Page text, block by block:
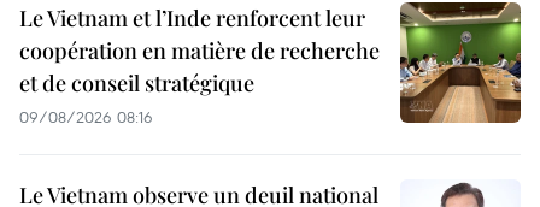
Le Vietnam et l’Inde renforcent leur
coopération en matière de recherche
et de conseil stratégique
09/08/2026 08:16
Le Vietnam observe un deuil national